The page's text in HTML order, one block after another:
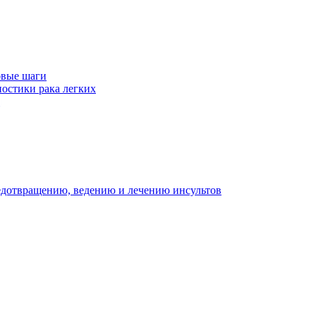
шаги
рака легких
ведению и лечению инсультов